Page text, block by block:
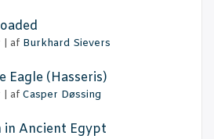
af Burkhard Sievers
Eag­le (Has­se­ris)
af Casper Døssing
in Anci­ent Egypt